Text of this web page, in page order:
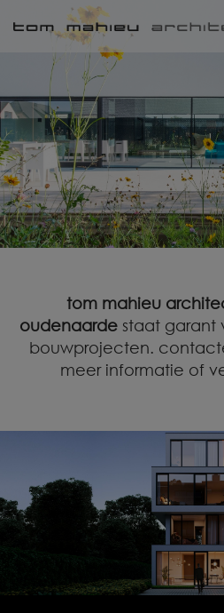
tom mahieu
oudenaarde staat garant
bouwprojecten.
meer informatie of